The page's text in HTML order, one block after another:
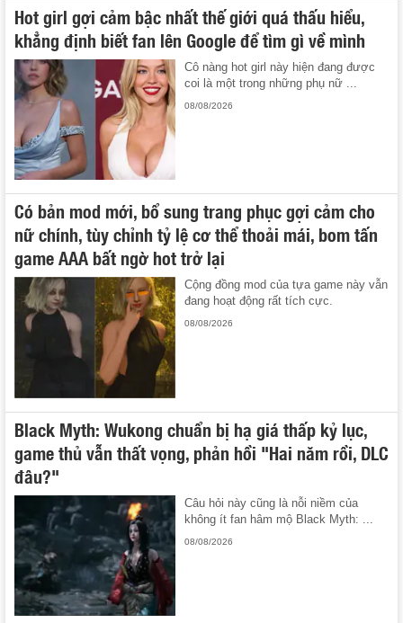
Hot girl gợi cảm bậc nhất thế giới quá thấu hiểu,
khẳng định biết fan lên Google để tìm gì về mình
Cô nàng hot girl này hiện đang được
coi là một trong những phụ nữ ...
08/08/2026
Có bản mod mới, bổ sung trang phục gợi cảm cho
nữ chính, tùy chỉnh tỷ lệ cơ thể thoải mái, bom tấn
game AAA bất ngờ hot trở lại
Cộng đồng mod của tựa game này vẫn
đang hoạt động rất tích cực.
08/08/2026
Black Myth: Wukong chuẩn bị hạ giá thấp kỷ lục,
game thủ vẫn thất vọng, phản hồi "Hai năm rồi, DLC
đâu?"
Câu hỏi này cũng là nỗi niềm của
không ít fan hâm mộ Black Myth: ...
08/08/2026